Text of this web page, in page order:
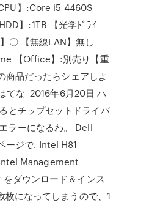
】:Core i5 4460S
】:1TB 【光学ﾄﾞﾗｲ
〇 【無線LAN】無し
【Office】:別売り【重
品だったらシェアしよ
な 2016年6月20日 ハ
とチップセットドライバ
ラーになるわ。 Dell
ージで. Intel H81
Management
ダウンロード＆インス
枚になってしまうので、1